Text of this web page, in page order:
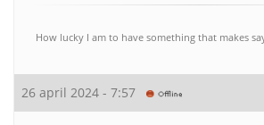
How lucky I am to have something that makes
26 april 2024 - 7:57